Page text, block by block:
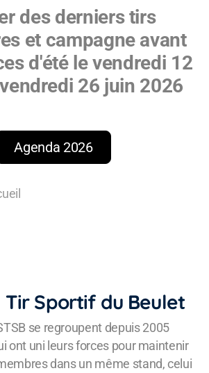
des derniers tirs
et campagne avant
d'été le vendredi 12
26 juin 2026
Agenda 2026
Tir Sportif du Beulet
se regroupent depuis 2005
ont uni leurs forces pour maintenir
dans un même stand, celui